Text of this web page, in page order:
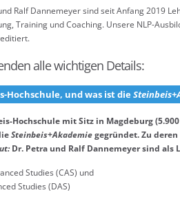
Ralf Dannemeyer sind seit Anfang 2019
Training und Coaching. Unsere NLP-
alle wichtigen Details:
Hochschule, und was ist die
Hochschule mit Sitz in Magdeburg
Steinbeis+Akademiegegründet. Zu
Dr. Petra und Ralf Dannemeyer sind
Studies (CAS) und
Studies (DAS)